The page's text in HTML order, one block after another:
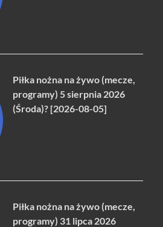
Piłka nożna na żywo (mecze,
programy) 5 sierpnia 2026
(Środa)? [2026-08-05]
Piłka nożna na żywo (mecze,
programy) 31 lipca 2026